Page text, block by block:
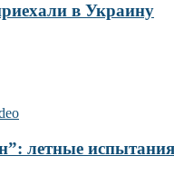
в Украину
летные